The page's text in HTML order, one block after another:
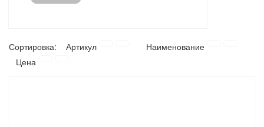
СКЛАДСКОЕ ОБОРУДОВАНИЕ
Сортировка: Артикул
Наименование
Цена